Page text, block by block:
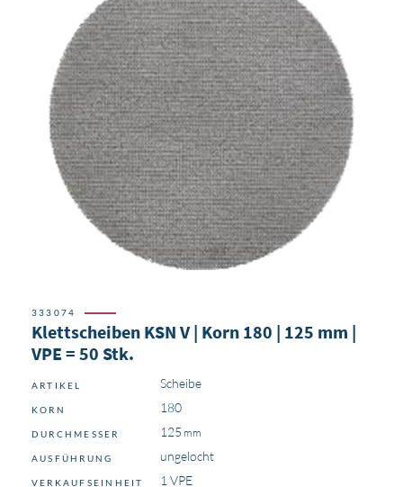
333074
Klettscheiben KSN V | Korn 180 | 125 mm |
VPE = 50 Stk.
ARTIKEL Scheibe
KORN 180
DURCHMESSER 125
AUSFÜHRUNG ungelocht
VERKAUFSEINHEIT 1 VPE